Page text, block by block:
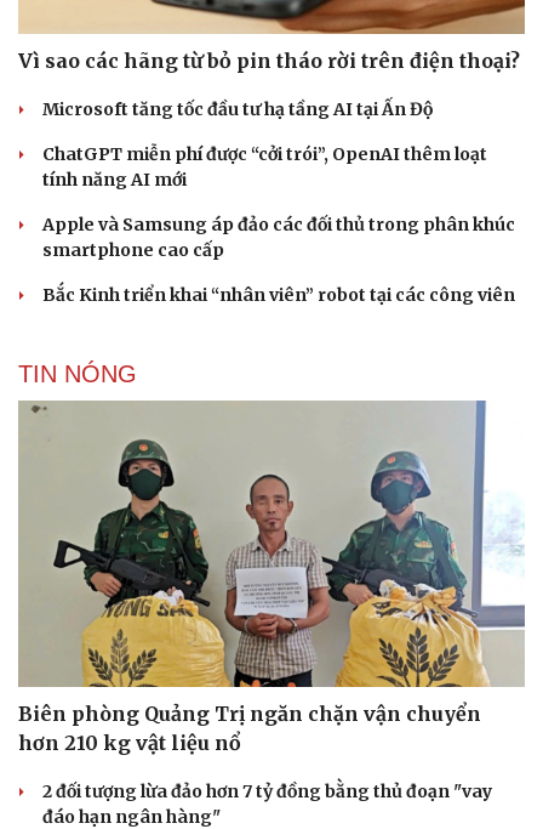
Vì sao các hãng từ bỏ pin tháo rời trên điện thoại?
Microsoft tăng tốc đầu tư hạ tầng AI tại Ấn Độ
ChatGPT miễn phí được “cởi trói”, OpenAI thêm loạt
tính năng AI mới
Apple và Samsung áp đảo các đối thủ trong phân khúc
smartphone cao cấp
Bắc Kinh triển khai “nhân viên” robot tại các công viên
TIN NÓNG
Biên phòng Quảng Trị ngăn chặn vận chuyển
hơn 210 kg vật liệu nổ
2 đối tượng lừa đảo hơn 7 tỷ đồng bằng thủ đoạn "vay
đáo hạn ngân hàng"